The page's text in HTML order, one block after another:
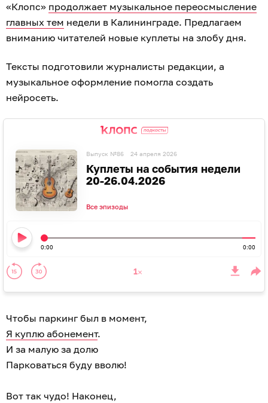
«Клопс» продолжает музыкальное переосмысление
главных тем недели в Калининграде. Предлагаем
вниманию читателей новые куплеты на злобу дня.
Тексты подготовили журналисты редакции, а
музыкальное оформление помогла создать
нейросеть.
Выпуск №86 24 апреля 2026
Куплеты на события недели
20-26.04.2026
Все эпизоды
0:00 0:00
Чтобы паркинг был в момент,
Я куплю абонемент.
И за малую за долю
Парковаться буду вволю!
Вот так чудо! Наконец,